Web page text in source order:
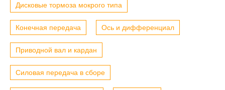
Дисковые тормоза мокрого типа
Конечная передача Ось и дифференциал
Приводной вал и кардан
Силовая передача в сборе